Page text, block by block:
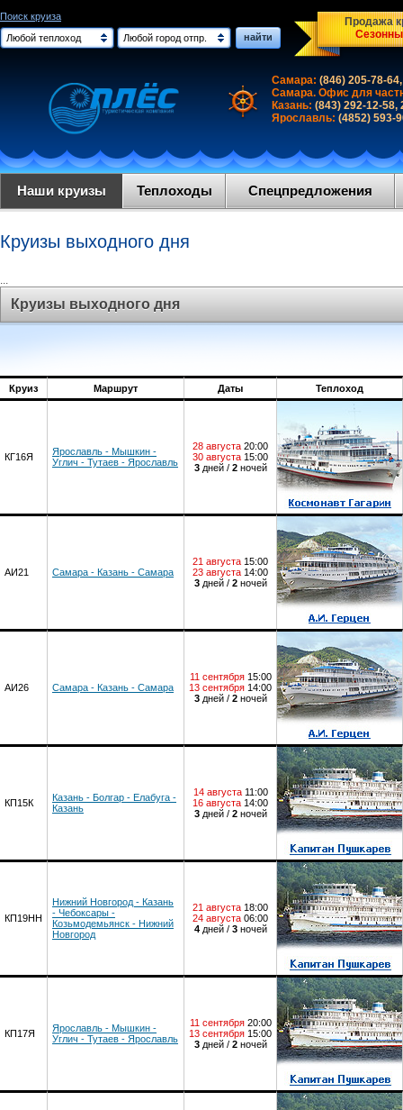
Поиск круиза
Любой теплоход
Любой город отпр. найти
Продажа
Самара: (846) 205-78-
Самара. Офис для
Казань: (843) 292-12-58,
Ярославль: (4852) 593-
Наши круизы Теплоходы Спецпредложения
Круизы выходного дня
...
Круизы выходного дня
Круиз Маршрут Даты Теплоход
КГ16Я
Ярославль - Мышкин -
Углич - Тутаев - Ярославль
28 августа 20:00
30 августа 15:00
3дней / 2ночей
АИ21 Самара - Казань - Самара
21 августа 15:00
23 августа 14:00
3дней / 2ночей
АИ26 Самара - Казань - Самара
11 сентября15:00
13 сентября 14:00
3дней / 2ночей
КП15К
Казань - Болгар - Елабуга -
Казань
14 августа11:00
16 августа 14:00
3дней / 2ночей
КП19НН
Нижний Новгород - Казань
- Чебоксары -
Козьмодемьянск - Нижний
Новгород
21 августа 18:00
24 августа 06:00
4дней / 3ночей
КП17Я
Ярославль - Мышкин -
Углич - Тутаев - Ярославль
11 сентября20:00
13 сентября 15:00
3дней / 2ночей